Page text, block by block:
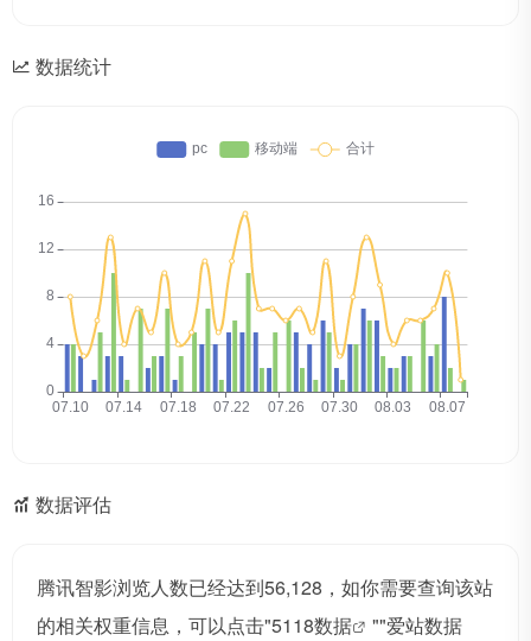
数据统计
数据评估
腾讯智影浏览人数已经达到56,128，如你需要查询该站
的相关权重信息，可以点击"5118数据 ""爱站数据